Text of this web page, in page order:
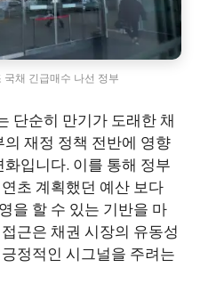
채 긴급매수 나선 정부
단순히 만기가 도래한 채
재정 정책 전반에 영향
입니다. 이를 통해 정부
초 계획했던 예산 보다
을 할 수 있는 기반을 마
근은 채권 시장의 유동성
정적인 시그널을 주려는